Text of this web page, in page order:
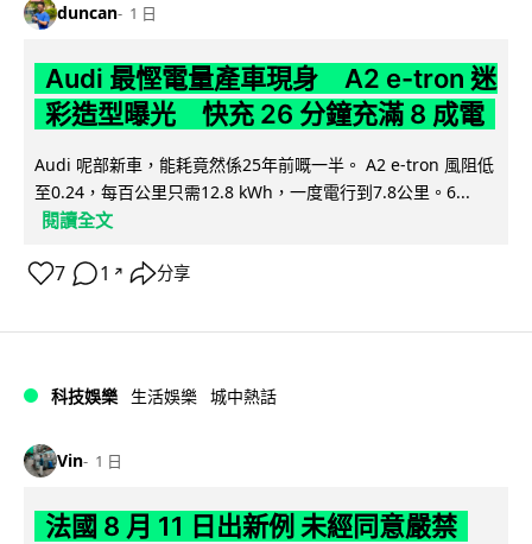
duncan 1 日
Audi 最慳電量產車現身 A2 e-tron 迷
彩造型曝光 快充 26 分鐘充滿 8 成電
Audi 呢部新車，能耗竟然係25年前嘅一半。 A2 e-tron 風阻低
至0.24，每百公里只需12.8 kWh，一度電行到7.8公里。6...
閱讀全文
7 1 ↗ 分享
科技娛樂 生活娛樂 城中熱話
Vin 1 日
法國 8 月 11 日出新例 未經同意嚴禁